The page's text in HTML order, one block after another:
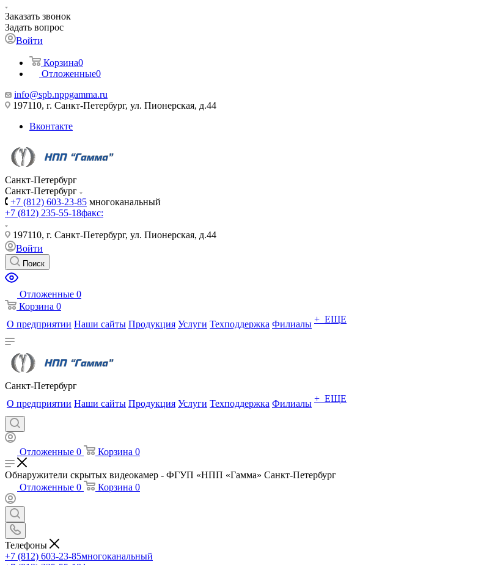
Заказать звонок
Задать вопрос
Войти
Корзина0
Отложенные0
info@spb.nppgamma.ru
197110, г. Санкт-Петербург, ул. Пионерская, д.44
Вконтакте
Санкт-Петербург
Санкт-Петербург
+7 (812) 603-23-85 многоканальный
+7 (812) 235-55-18факс:
197110, г. Санкт-Петербург, ул. Пионерская, д.44
Войти
Поиск
Отложенные 0
Корзина 0
О предприятии Наши сайты Продукция Услуги Техподдержка Филиалы + ЕЩЕ
Санкт-Петербург
О предприятии Наши сайты Продукция Услуги Техподдержка Филиалы + ЕЩЕ
Отложенные 0 Корзина 0
Обнаружители скрытых видеокамер - ФГУП «НПП «Гамма» Санкт-Петербург
Отложенные 0 Корзина 0
Телефоны
+7 (812) 603-23-85многоканальный